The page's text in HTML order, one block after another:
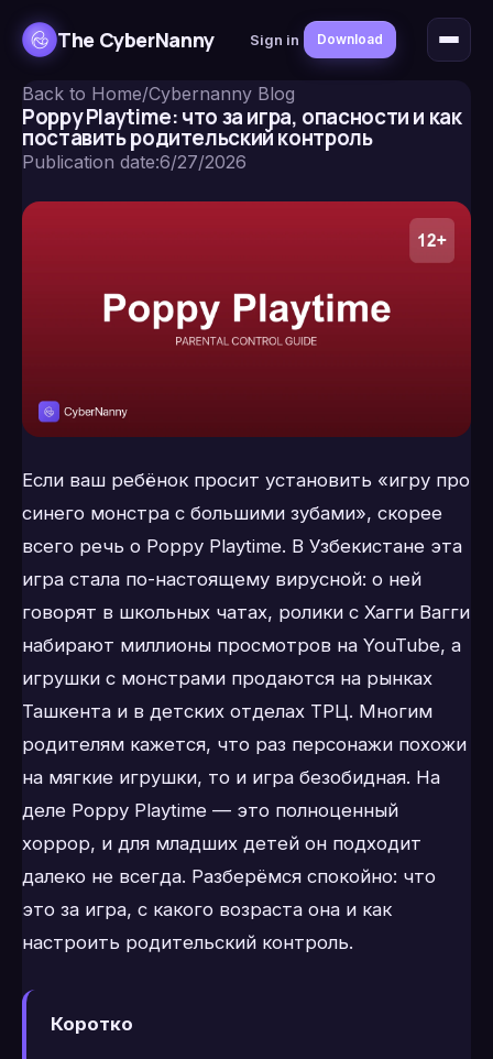
The CyberNanny Sign in Download
Back to Home/Cybernanny Blog
Poppy Playtime: что за игра, опасности и как
поставить родительский контроль
Publication date:6/27/2026
Если ваш ребёнок просит установить «игру про
синего монстра с большими зубами», скорее
всего речь о Poppy Playtime. В Узбекистане эта
игра стала по-настоящему вирусной: о ней
говорят в школьных чатах, ролики с Хагги Вагги
набирают миллионы просмотров на YouTube, а
игрушки с монстрами продаются на рынках
Ташкента и в детских отделах ТРЦ. Многим
родителям кажется, что раз персонажи похожи
на мягкие игрушки, то и игра безобидная. На
деле Poppy Playtime — это полноценный
хоррор, и для младших детей он подходит
далеко не всегда. Разберёмся спокойно: что
это за игра, с какого возраста она и как
настроить родительский контроль.
Коротко